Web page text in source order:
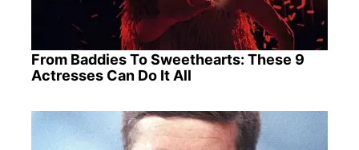
From Baddies To Sweethearts: These 9
Actresses Can Do It All